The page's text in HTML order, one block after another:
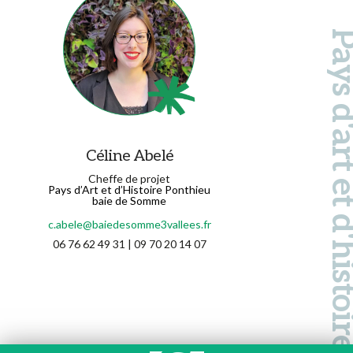
Céline Abelé
Cheffe de projet
Pays d’Art et d’Histoire Ponthieu
baie de Somme
c.abele@baiedesomme3vallees.fr
06 76 62 49 31 | 09 70 20 14 07
Pays